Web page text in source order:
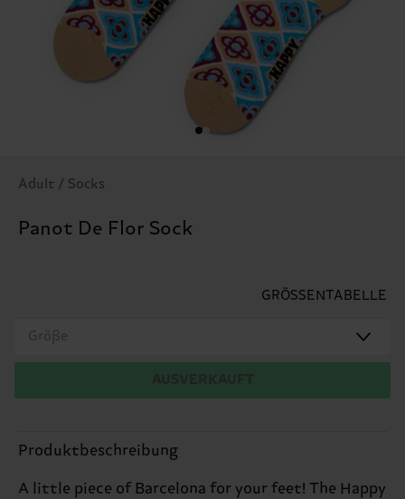
Adult / Socks
Panot De Flor Sock
GRÖSSENTABELLE
Größe
Produktbeschreibung
A little piece of Barcelona for your feet! The Happy